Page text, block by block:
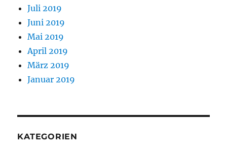
Juli 2019
Juni 2019
Mai 2019
April 2019
März 2019
Januar 2019
KATEGORIEN